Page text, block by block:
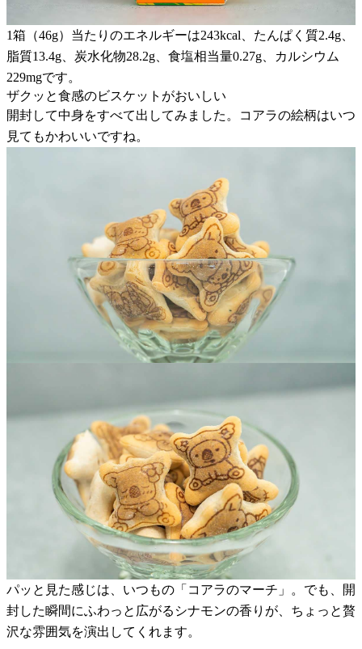
1箱（46g）当たりのエネルギーは243kcal、たんぱく質2.4g、
脂質13.4g、炭水化物28.2g、食塩相当量0.27g、カルシウム
229mgです。
ザクッと食感のビスケットがおいしい
開封して中身をすべて出してみました。コアラの絵柄はいつ
見てもかわいいですね。
パッと見た感じは、いつもの「コアラのマーチ」。でも、開
封した瞬間にふわっと広がるシナモンの香りが、ちょっと贅
沢な雰囲気を演出してくれます。